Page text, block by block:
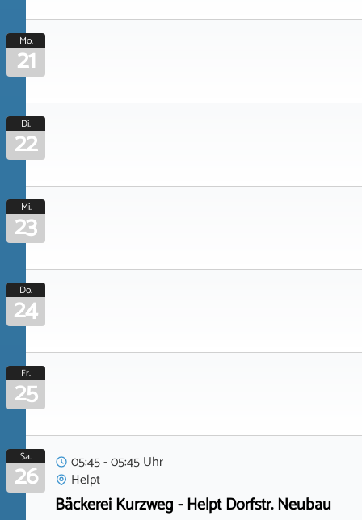
Mo.
21
Di.
22
Mi.
23
Do.
24
Fr.
25
Sa.
26
05:45 - 05:45 Uhr
Helpt
Bäckerei Kurzweg - Helpt Dorfstr. Neubau